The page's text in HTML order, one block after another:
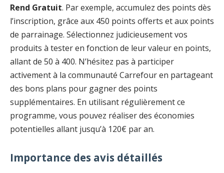
Rend Gratuit. Par exemple, accumulez des points dès
l’inscription, grâce aux 450 points offerts et aux points
de parrainage. Sélectionnez judicieusement vos
produits à tester en fonction de leur valeur en points,
allant de 50 à 400. N’hésitez pas à participer
activement à la communauté Carrefour en partageant
des bons plans pour gagner des points
supplémentaires. En utilisant régulièrement ce
programme, vous pouvez réaliser des économies
potentielles allant jusqu’à 120€ par an.
Importance des avis détaillés